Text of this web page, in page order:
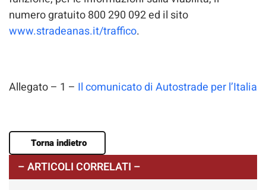
numero gratuito 800 290 092 ed il sito
www.stradeanas.it/traffico.
Allegato – 1 – Il comunicato di Autostrade per l’Italia
Torna indietro
– ARTICOLI CORRELATI –